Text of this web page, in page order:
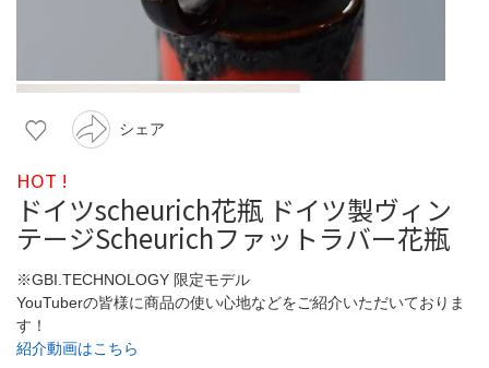
シェア
HOT !
ドイツscheurich花瓶 ドイツ製ヴィン
テージScheurichファットラバー花瓶
※GBI.TECHNOLOGY 限定モデル
YouTuberの皆様に商品の使い心地などをご紹介いただいておりま
す！
紹介動画はこちら